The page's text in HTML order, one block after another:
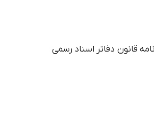
قانون دفاتر اسناد رسمی